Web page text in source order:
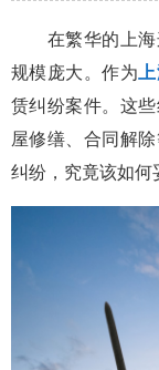
在繁华的上海
规模庞大。作为
赁纠纷案件。这
屋修缮、合同解
纠纷，究竟该如何